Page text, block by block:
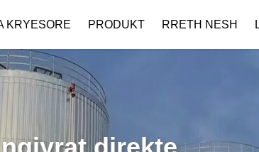
KRYESORE PRODUKT RRETH NESH